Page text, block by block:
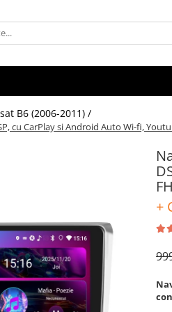
B6 (2006-2011) /
cu CarPlay si Android Auto Wi-fi,
+